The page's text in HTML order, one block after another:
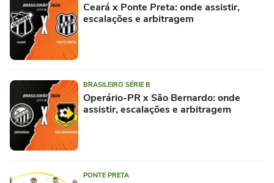
Ceará x Ponte Preta: onde assistir,
escalações e arbitragem
BRASILEIRO SÉRIE B
Operário-PR x São Bernardo: onde
assistir, escalações e arbitragem
PONTE PRETA